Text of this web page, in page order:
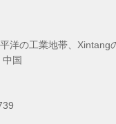
洋の工業地帯、Xintang
国